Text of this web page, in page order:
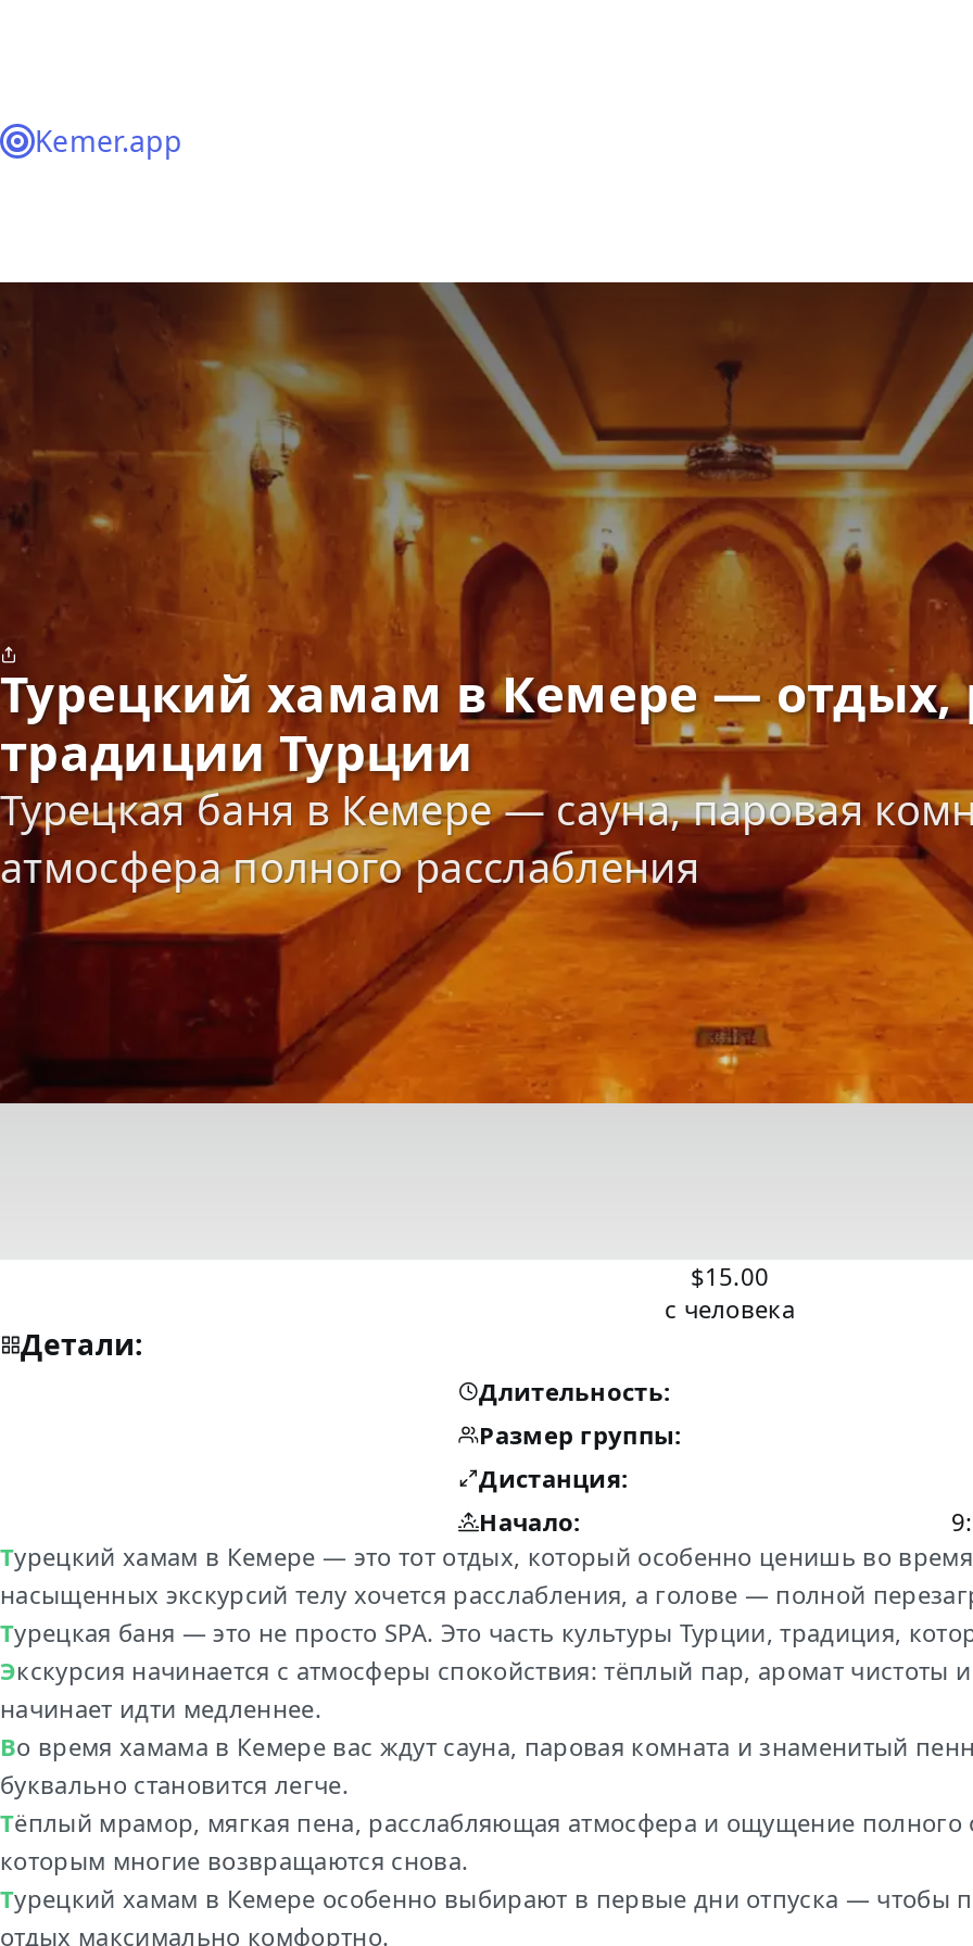
Kemer.app
Турецкий хамам в Кемере — отдых,
традиции Турции
Турецкая баня в Кемере — сауна, паровая
атмосфера полного расслабления
$15.00
с человека
Детали:
Длительность:
Размер группы:
Дистанция:
Начало:
Турецкий хамам в Кемере — это тот отдых, который особенно ценишь во время отпуска. После солнца, прогулок и
насыщенных экскурсий телу хочется расслабления, а голове — полной
Турецкая баня — это не просто SPA. Это часть культуры Турции, традиция,
Экскурсия начинается с атмосферы спокойствия: тёплый пар, аромат чистоты и ощущение, что время наконец
начинает идти медленнее.
Во время хамама в Кемере вас ждут сауна, паровая комната и знаменитый пенный массаж, благодаря которому тело
буквально становится легче.
Тёплый мрамор, мягкая пена, расслабляющая атмосфера и ощущение полного отдыха создают то состояние, за
которым многие возвращаются снова.
Турецкий хамам в Кемере особенно выбирают в первые дни отпуска — чтобы подготовить кожу к загару и начать
отдых максимально комфортно.